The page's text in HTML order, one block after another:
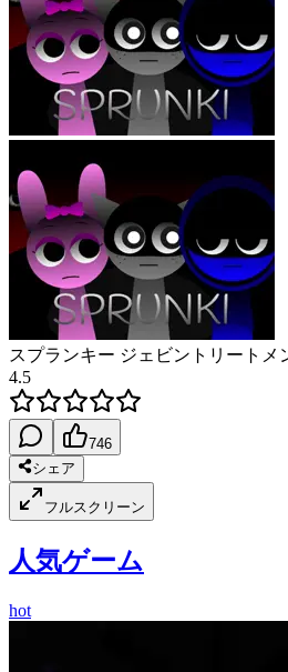
スプランキー ジェビントリートメ
4.5
746
シェア
フルスクリーン
人気ゲーム
hot